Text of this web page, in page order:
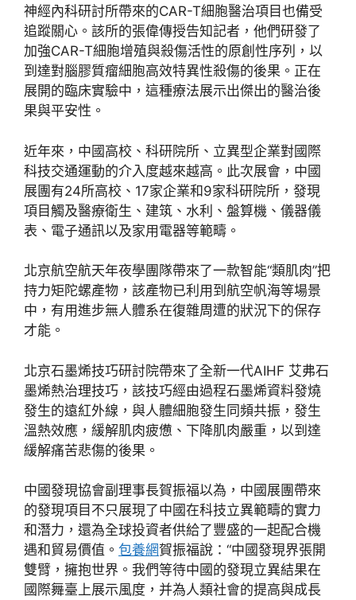
神經內科研討所帶來的CAR-T細胞醫治項目也備受
追蹤關心。該所的張偉傳授告知記者，他們研發了
加強CAR-T細胞增殖與殺傷活性的原創性序列，以
到達對腦膠質瘤細胞高效特異性殺傷的後果。正在
展開的臨床實驗中，這種療法展示出傑出的醫治後
果與平安性。
近年來，中國高校、科研院所、立異型企業對國際
科技交通運動的介入度越來越高。此次展會，中國
展團有24所高校、17家企業和9家科研院所，發現
項目觸及醫療衛生、建筑、水利、盤算機、儀器儀
表、電子通訊以及家用電器等範疇。
北京航空航天年夜學團隊帶來了一款智能“類肌肉”把
持力矩陀螺產物，該產物已利用到航空帆海等場景
中，有用進步無人體系在復雜周遭的狀況下的保存
才能。
北京石墨烯技巧研討院帶來了全新一代AIHF 艾弗石
墨烯熱治理技巧，該技巧經由過程石墨烯資料發燒
發生的遠紅外線，與人體細胞發生同頻共振，發生
溫熱效應，緩解肌肉疲憊、下降肌肉嚴重，以到達
緩解痛苦悲傷的後果。
中國發現協會副理事長賀振福以為，中國展團帶來
的發現項目不只展現了中國在科技立異範疇的實力
和潛力，還為全球投資者供給了豐盛的一起配合機
遇和貿易價值。 包養網賀振福說：“中國發現界張開
雙臂，擁抱世界。我們等待中國的發現立異結果在
國際舞臺上展示風度，并為人類社會的提高與成長